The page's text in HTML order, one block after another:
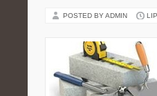
POSTED BY ADMIN